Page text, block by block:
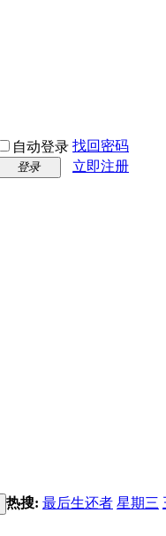
自动登录 找回密码
登录 立即注册
热搜: 最后生还者 星期三